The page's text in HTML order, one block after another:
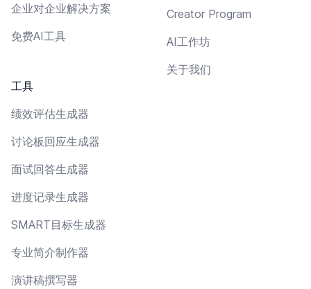
企业对企业解决方案
免费AI工具
工具
绩效评估生成器
讨论板回应生成器
面试回答生成器
进度记录生成器
SMART目标生成器
专业简介制作器
演讲稿撰写器
Creator Program
AI工作坊
关于我们